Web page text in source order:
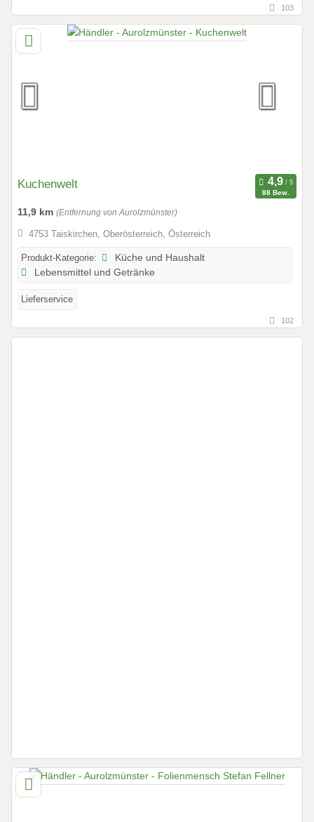
103
Kuchenwelt
88 Bew.
11,9 km (Entfernung von Aurolzmünster)
4753 Taiskirchen, Oberösterreich, Österreich
Produkt-Kategorie:
Küche und Haushalt
Lebensmittel und Getränke
Lieferservice
102